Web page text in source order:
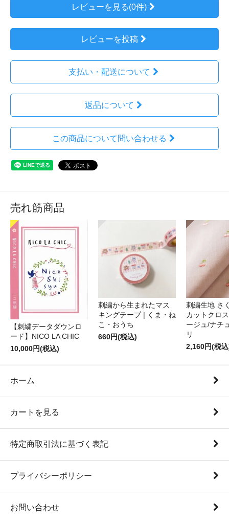
レビューを見る(0件)
レビューを投稿
支払い・配送について
返品について
この商品について問い合わせる
売れ筋商品
【刺繍データダウンロ
ード】NICO LA CHIC
10,000円(税込)
刺繍から生まれたマス
キングテープ | くま・ね
こ・おうち
660円(税込)
刺繍生地 さ
カットクロ
ージュ/ナチ
リ
2,160円(税
ホーム
カートを見る
特定商取引法に基づく表記
プライバシーポリシー
お問い合わせ